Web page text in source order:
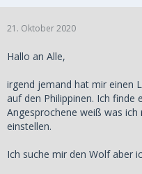
21. Oktober 2020
Hallo an Alle,
irgend jemand hat mir einen
auf den Philippinen. Ich finde
Angesprochene weiß was
einstellen.
Ich suche mir den Wolf aber